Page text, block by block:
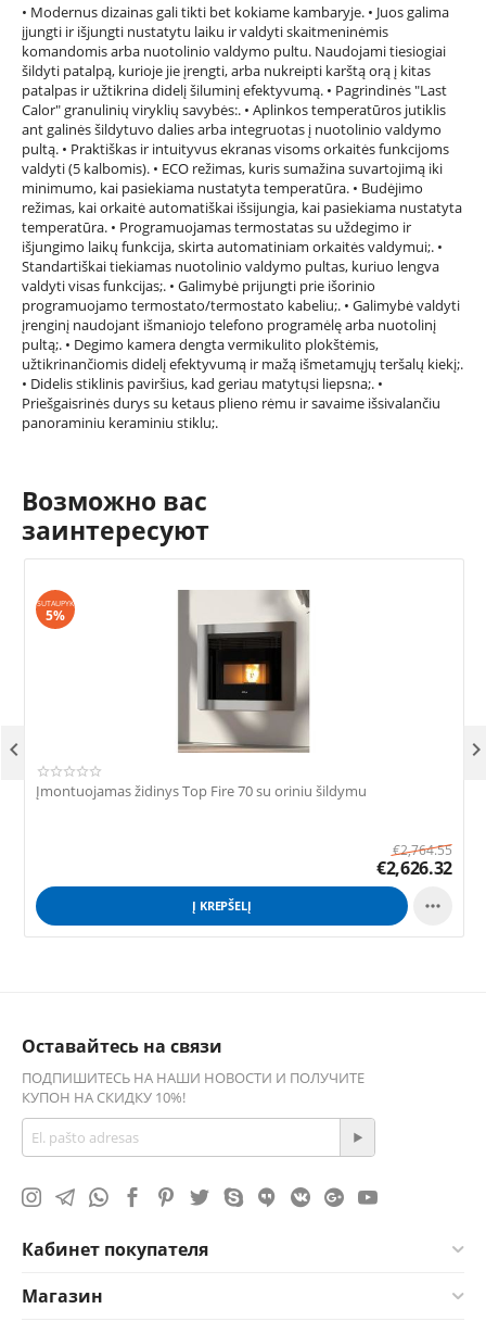
• Modernus dizainas gali tikti bet kokiame kambaryje. • Juos galima
įjungti ir išjungti nustatytu laiku ir valdyti skaitmeninėmis
komandomis arba nuotolinio valdymo pultu. Naudojami tiesiogiai
šildyti patalpą, kurioje jie įrengti, arba nukreipti karštą orą į kitas
patalpas ir užtikrina didelį šiluminį efektyvumą. • Pagrindinės "Last
Calor" granulinių viryklių savybės:. • Aplinkos temperatūros jutiklis
ant galinės šildytuvo dalies arba integruotas į nuotolinio valdymo
pultą. • Praktiškas ir intuityvus ekranas visoms orkaitės funkcijoms
valdyti (5 kalbomis). • ECO režimas, kuris sumažina suvartojimą iki
minimumo, kai pasiekiama nustatyta temperatūra. • Budėjimo
režimas, kai orkaitė automatiškai išsijungia, kai pasiekiama nustatyta
temperatūra. • Programuojamas termostatas su uždegimo ir
išjungimo laikų funkcija, skirta automatiniam orkaitės valdymui;. •
Standartiškai tiekiamas nuotolinio valdymo pultas, kuriuo lengva
valdyti visas funkcijas;. • Galimybė prijungti prie išorinio
programuojamo termostato/termostato kabeliu;. • Galimybė valdyti
įrenginį naudojant išmaniojo telefono programėlę arba nuotolinį
pultą;. • Degimo kamera dengta vermikulito plokštėmis,
užtikrinančiomis didelį efektyvumą ir mažą išmetamųjų teršalų kiekį;.
• Didelis stiklinis paviršius, kad geriau matytųsi liepsna;. •
Priešgaisrinės durys su ketaus plieno rėmu ir savaime išsivalančiu
panoraminiu keraminiu stiklu;.
Возможно вас
заинтересуют
SUTAUPYK
5%
Įmontuojamas židinys Top Fire 70 su oriniu šildymu
€2,764.55
€2,626.32
Į KREPŠELĮ 

Оставайтесь на связи
ПОДПИШИТЕСЬ НА НАШИ НОВОСТИ И ПОЛУЧИТЕ
КУПОН НА СКИДКУ 10%!
Кабинет покупателя
Магазин